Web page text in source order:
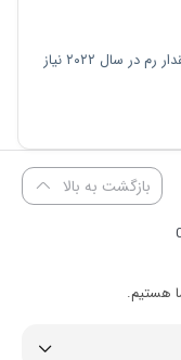
گوشی‌های اندرویدی چه مقدار رم در سال ۲۰۲۲ نیاز
بازگشت به بالا